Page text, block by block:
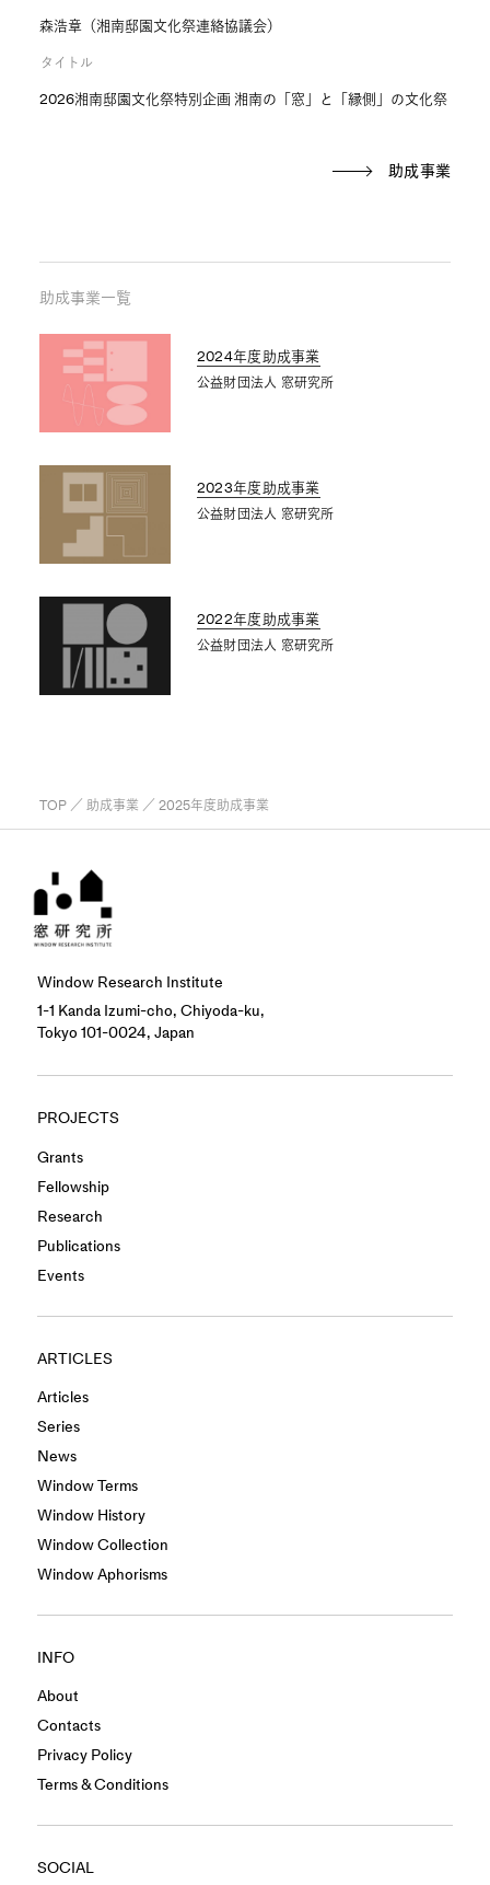
森浩章（湘南邸園文化祭連絡協議会）
タイトル
2026湘南邸園文化祭特別企画 湘南の「窓」と「縁側」の文化祭
助成事業
助成事業一覧
2024年度助成事業
公益財団法人 窓研究所
2023年度助成事業
公益財団法人 窓研究所
2022年度助成事業
公益財団法人 窓研究所
TOP／ 助成事業 ／ 2025年度助成事業
Window Research Institute
1-1 Kanda Izumi-cho, Chiyoda-ku,
Tokyo 101-0024, Japan
PROJECTS
Grants
Fellowship
Research
Publications
Events
ARTICLES
Articles
Series
News
Window Terms
Window History
Window Collection
Window Aphorisms
INFO
About
Contacts
Privacy Policy
Terms & Conditions
SOCIAL